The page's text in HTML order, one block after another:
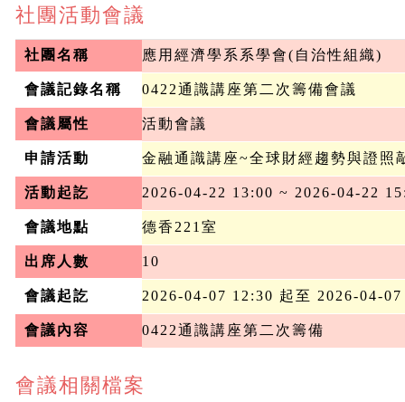
社團活動會議
社團名稱 應用經濟學系系學會(自治性組織)
會議記錄名稱 0422通識講座第二次籌備會議
會議屬性 活動會議
申請活動 金融通識講座~全球財經趨勢與證照
活動起訖 2026-04-22 13:00 ~ 2026-04-22
會議地點 德香221室
出席人數 10
會議起訖 2026-04-07 12:30 起至 2026-04-
會議內容 0422通識講座第二次籌備
會議相關檔案